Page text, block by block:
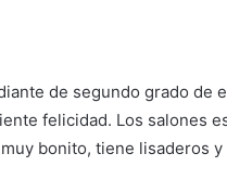
de segundo grado de
felicidad. Los salones
bonito, tiene lisaderos y